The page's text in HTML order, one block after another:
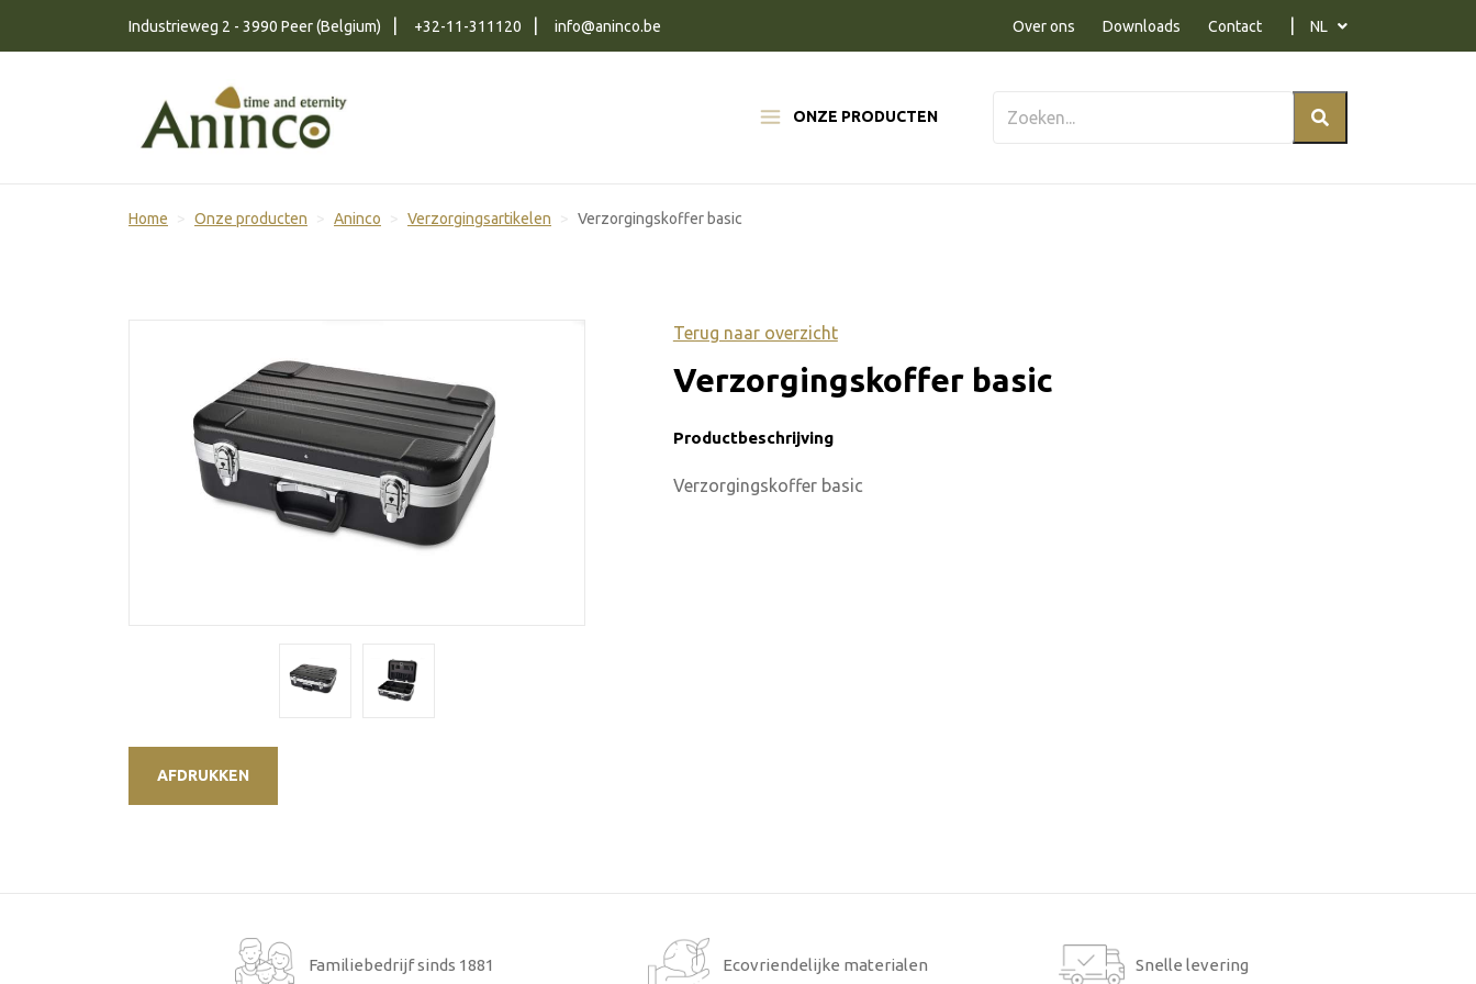
ONZE PRODUCTEN
Industrieweg 2 - 3990 Peer (Belgium) +32-11-311120 info@aninco.be Over ons Downloads Contact NL
Home Onze producten Aninco Verzorgingsartikelen Verzorgingskoffer basic
AFDRUKKEN
Terug naar overzicht
Verzorgingskoffer basic
Productbeschrijving
Verzorgingskoffer basic
Familiebedrijf sinds 1881 Ecovriendelijke materialen Snelle levering